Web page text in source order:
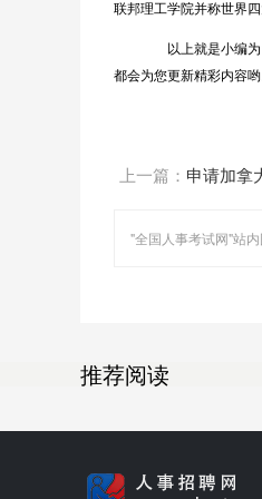
联邦理工学院并称世界四
以上就是小编为
都会为您更新精彩内容哟
上一篇： 申请加拿
推荐阅读